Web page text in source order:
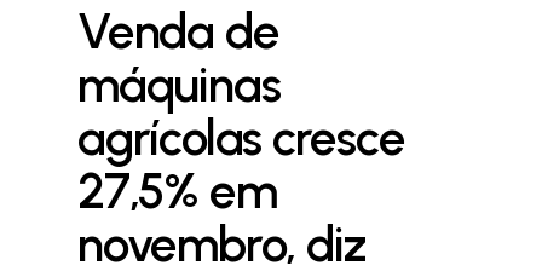
Venda de
máquinas
agrícolas cresce
27,5% em
novembro, diz